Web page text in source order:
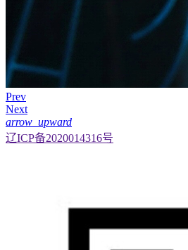
Prev
Next
arrow_upward
辽ICP备2020014316号